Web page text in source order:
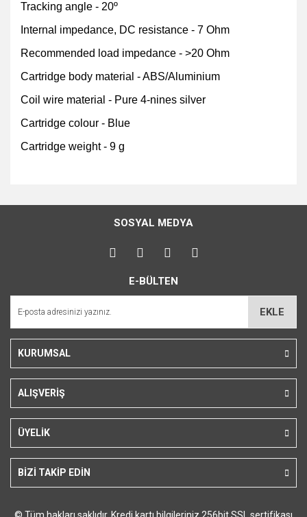
Tracking angle - 20º
Internal impedance, DC resistance - 7 Ohm
Recommended load impedance - >20 Ohm
Cartridge body material - ABS/Aluminium
Coil wire material - Pure 4-nines silver
Cartridge colour - Blue
Cartridge weight - 9 g
konularda yetersiz gördüğünüz noktaları öneri formunu
kullanarak tarafımıza iletebilirsiniz.
Görüş ve önerileriniz için teşekkür ederiz.
Ürün açıklamasında eksik bilgiler bulunuyor.
Bu ürüne benzer farklı alternatifler olmalı.
SOSYAL MEDYA
E-BÜLTEN
EKLE
KURUMSAL
ALIŞVERİŞ
ÜYELİK
BİZİ TAKİP EDİN